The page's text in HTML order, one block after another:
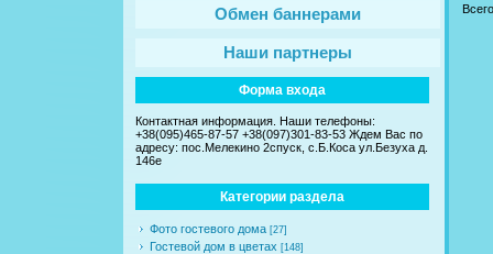
Обмен баннерами
Наши партнеры
Форма входа
Контактная информация. Наши телефоны:
+38(095)465-87-57 +38(097)301-83-53 Ждем Вас по
адресу: пос.Мелекино 2спуск, c.Б.Коса ул.Безуха д.
146е
Категории раздела
Фото гостевого дома [27]
Гостевой дом в цветах [148]